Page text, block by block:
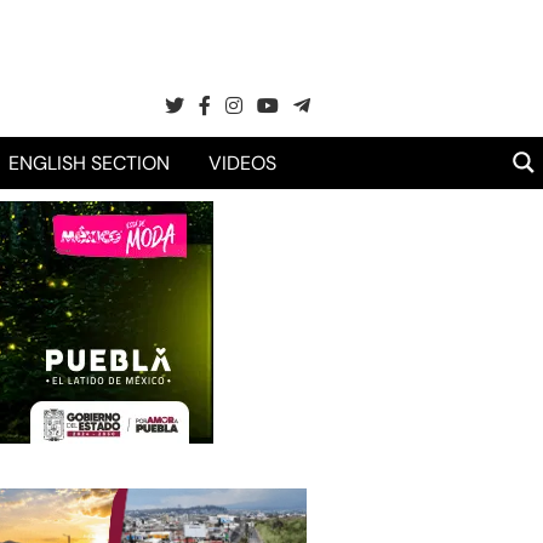
ENGLISH SECTION VIDEOS